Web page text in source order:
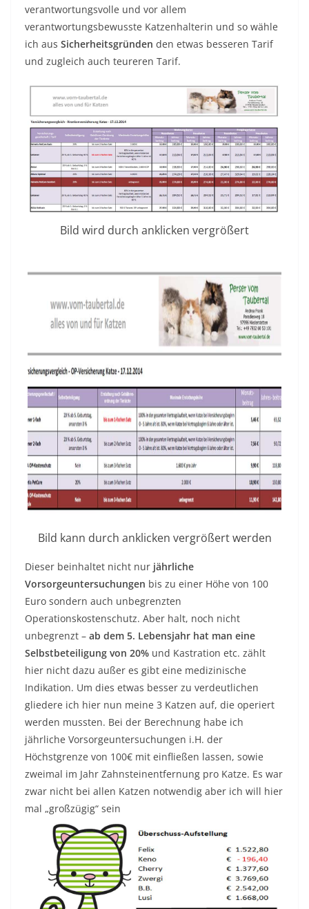
verantwortungsvolle und vor allem
verantwortungsbewusste Katzenhalterin und so wähle
ich aus Sicherheitsgründen den etwas besseren Tarif
und zugleich auch teureren Tarif.
Bild wird durch anklicken vergrößert
Bild kann durch anklicken vergrößert werden
Dieser beinhaltet nicht nur jährliche
Vorsorgeuntersuchungen bis zu einer Höhe von 100
Euro sondern auch unbegrenzten
Operationskostenschutz. Aber halt, noch nicht
unbegrenzt – ab dem 5. Lebensjahr hat man eine
Selbstbeteiligung von 20% und Kastration etc. zählt
hier nicht dazu außer es gibt eine medizinische
Indikation. Um dies etwas besser zu verdeutlichen
gliedere ich hier nun meine 3 Katzen auf, die operiert
werden mussten. Bei der Berechnung habe ich
jährliche Vorsorgeuntersuchungen i.H. der
Höchstgrenze von 100€ mit einfließen lassen, sowie
zweimal im Jahr Zahnsteinentfernung pro Katze. Es war
zwar nicht bei allen Katzen notwendig aber ich will hier
mal „großzügig“ sein